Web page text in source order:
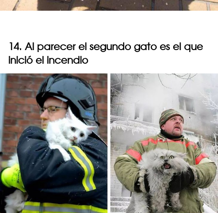
14. Al parecer el segundo gato es el que
inició el incendio